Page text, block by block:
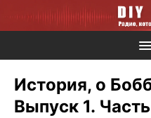
История, о
Выпуск 1. Часть